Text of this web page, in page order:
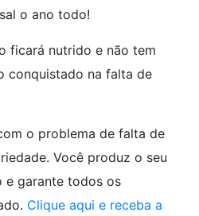
o ano todo!
ficará nutrido e não tem
conquistado na falta de
o problema de falta de
Você produz o seu
e garante todos os
Clique aqui e receba a